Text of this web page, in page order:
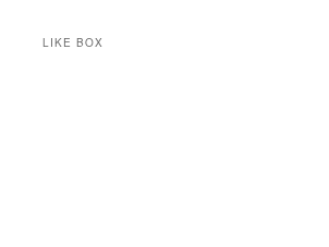
LIKE BOX